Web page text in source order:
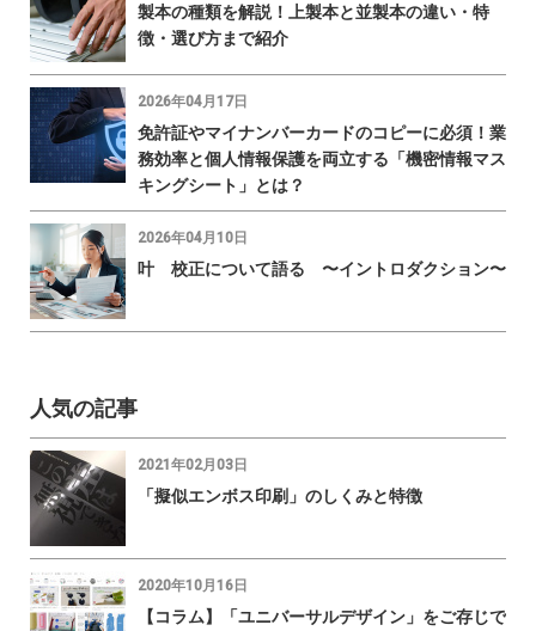
製本の種類を解説！上製本と並製本の違い・特
徴・選び方まで紹介
2026年04月17日
免許証やマイナンバーカードのコピーに必須！業
務効率と個人情報保護を両立する「機密情報マス
キングシート」とは？
2026年04月10日
叶 校正について語る 〜イントロダクション〜
人気の記事
2021年02月03日
「擬似エンボス印刷」のしくみと特徴
2020年10月16日
【コラム】「ユニバーサルデザイン」をご存じで